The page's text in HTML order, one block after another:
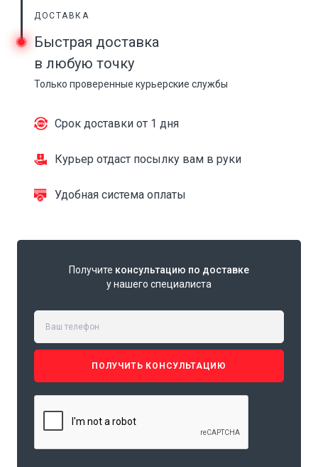
ДОСТАВКА
Быстрая доставка
в любую точку
Только проверенные курьерские службы
Срок доставки от 1 дня
Курьер отдаст посылку вам в руки
Удобная система оплаты
Получите консультацию по доставке
у нашего специалиста
ПОЛУЧИТЬ КОНСУЛЬТАЦИЮ